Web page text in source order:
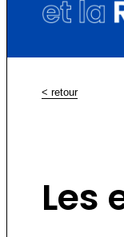
< retour
Les